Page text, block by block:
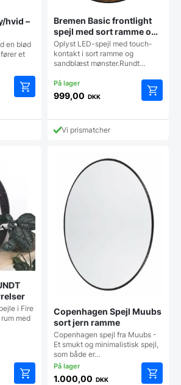
hvid –
en blød
et
Bremen Basic frontlight
spejl med sort ramme og
Touch sensor – Flere
Størrelser
Oplyst LED-spejl med touch-
kontakt i sort ramme og
sandblæst mønster.Rundt…
999,00 DKK
vare
vælges
på
Vi prismatcher
i Fire
med
Copenhagen Spejl Muubs
sort jern ramme
Copenhagen spejl fra Muubs -
Et smukt og minimalistisk spejl,
som både er…
1.000,00 DKK